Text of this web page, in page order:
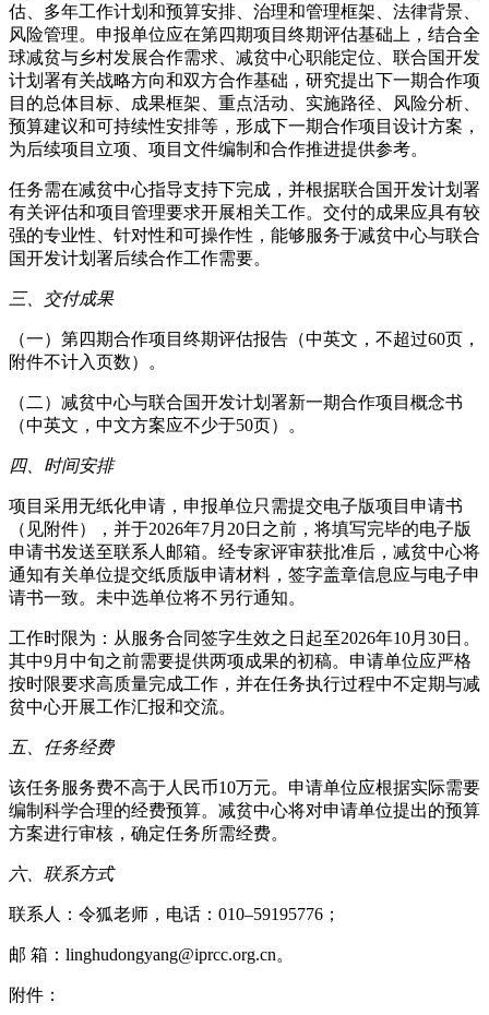
估、多年工作计划和预算安排、治理和管理框架、法律背景、
风险管理。申报单位应在第四期项目终期评估基础上，结合全
球减贫与乡村发展合作需求、减贫中心职能定位、联合国开发
计划署有关战略方向和双方合作基础，研究提出下一期合作项
目的总体目标、成果框架、重点活动、实施路径、风险分析、
预算建议和可持续性安排等，形成下一期合作项目设计方案，
为后续项目立项、项目文件编制和合作推进提供参考。
任务需在减贫中心指导支持下完成，并根据联合国开发计划署
有关评估和项目管理要求开展相关工作。交付的成果应具有较
强的专业性、针对性和可操作性，能够服务于减贫中心与联合
国开发计划署后续合作工作需要。
三、交付成果
（一）第四期合作项目终期评估报告（中英文，不超过60页，
附件不计入页数）。
（二）减贫中心与联合国开发计划署新一期合作项目概念书
（中英文，中文方案应不少于50页）。
四、时间安排
项目采用无纸化申请，申报单位只需提交电子版项目申请书
（见附件），并于2026年7月20日之前，将填写完毕的电子版
申请书发送至联系人邮箱。经专家评审获批准后，减贫中心将
通知有关单位提交纸质版申请材料，签字盖章信息应与电子申
请书一致。未中选单位将不另行通知。
工作时限为：从服务合同签字生效之日起至2026年10月30日。
其中9月中旬之前需要提供两项成果的初稿。申请单位应严格
按时限要求高质量完成工作，并在任务执行过程中不定期与减
贫中心开展工作汇报和交流。
五、任务经费
该任务服务费不高于人民币10万元。申请单位应根据实际需要
编制科学合理的经费预算。减贫中心将对申请单位提出的预算
方案进行审核，确定任务所需经费。
六、联系方式
联系人：令狐老师，电话：010–59195776；
邮 箱：linghudongyang@iprcc.org.cn。
附件：